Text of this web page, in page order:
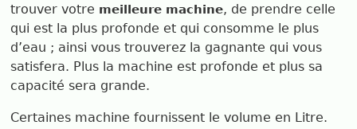
trouver votre meilleure machine, de prendre celle
qui est la plus profonde et qui consomme le plus
d’eau ; ainsi vous trouverez la gagnante qui vous
satisfera. Plus la machine est profonde et plus sa
capacité sera grande.
Certaines machine fournissent le volume en Litre.